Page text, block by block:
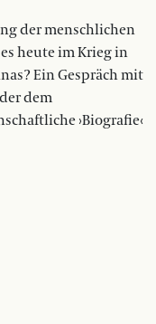
der menschlichen
heute im Krieg in
Ein Gespräch mit
dem
›Biografie‹